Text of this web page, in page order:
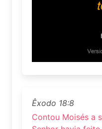
Êxodo 18:8
Contou Moisés a